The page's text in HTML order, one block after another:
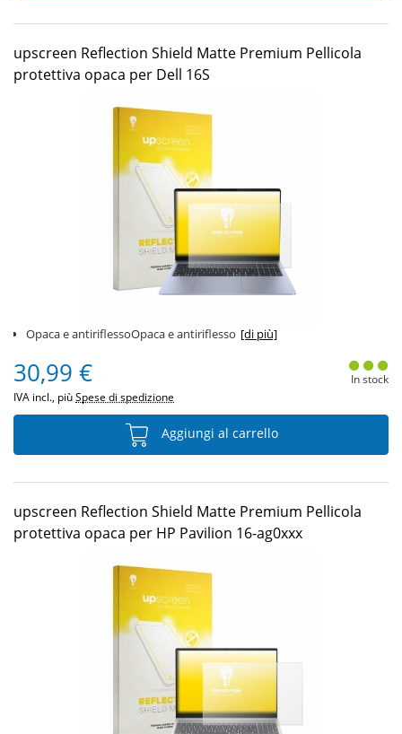
upscreen Reflection Shield Matte Premium Pellicola
protettiva opaca per Dell 16S
Opaca e antiriflessoOpaca e antiriflesso [di più]
30,99 €
IVA incl., piùSpese di spedizione
In stock
Aggiungi al carrello
upscreen Reflection Shield Matte Premium Pellicola
protettiva opaca per HP Pavilion 16-ag0xxx